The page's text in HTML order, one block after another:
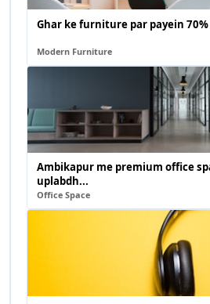
Ghar ke furniture par payein
Modern Furniture
Ambikapur me premium office
uplabdh...
Office Space